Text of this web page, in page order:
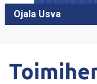
Ojala Usva